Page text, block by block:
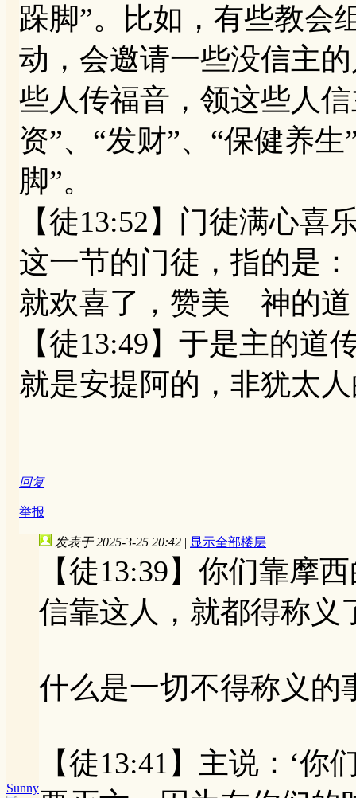
跺脚”。比如，有些教会
动，会邀请一些没信主
些人传福音，领这些人
资”、“发财”、“保健养
脚”。
【徒13:52】门徒满心喜
这一节的门徒，指的是
就欢喜了，赞美 神的道
【徒13:49】于是主的道
就是安提阿的，非犹太
回复
举报
Sunny
发表于 2025-3-25 20:42 | 显示全部楼层
【徒13:39】你们靠摩
信靠这人，就都得称义
什么是一切不得称义的
【徒13:41】主说：‘